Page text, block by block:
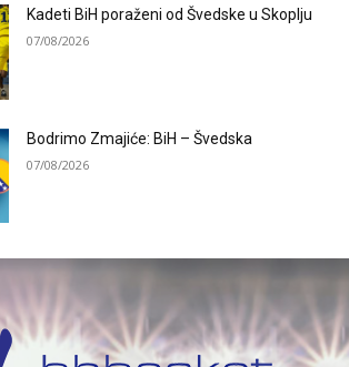
Kadeti BiH poraženi od Švedske u Skoplju
07/08/2026
Bodrimo Zmajiće: BiH – Švedska
07/08/2026